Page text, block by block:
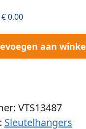
€0,00
aan
VTS13487
Sleutelhangers